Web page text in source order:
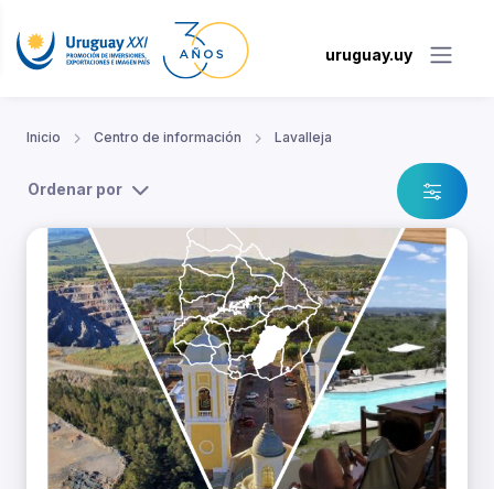
uruguay.uy
Inicio Centro de información Lavalleja
Ordenar por